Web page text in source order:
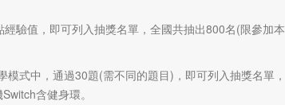
驗值，即可列入抽獎名單，全國共抽出800名(限參加本
式中，通過30題(需不同的題目)，即可列入抽獎名單，
含健身環。